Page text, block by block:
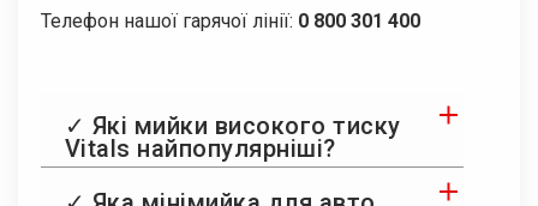
Телефон нашої гарячої лінії: 0 800 301 400
✓ Які мийки високого тиску
Vitals найпопулярніші?